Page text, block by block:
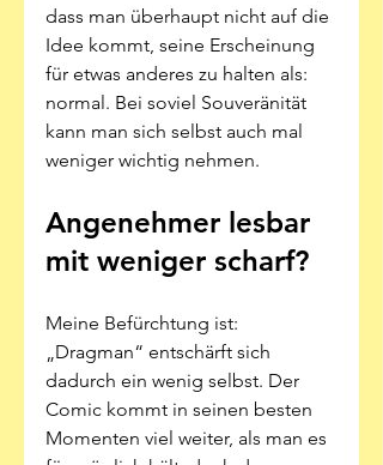
dass man überhaupt nicht auf die
Idee kommt, seine Erscheinung
für etwas anderes zu halten als:
normal. Bei soviel Souveränität
kann man sich selbst auch mal
weniger wichtig nehmen.
Angenehmer lesbar
mit weniger scharf?
Meine Befürchtung ist:
„Dragman“ entschärft sich
dadurch ein wenig selbst. Der
Comic kommt in seinen besten
Momenten viel weiter, als man es